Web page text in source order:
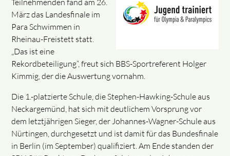
Teilnehmenden fand am 26.
März das Landesfinale im
Para Schwimmen in
Rheinau-Freistett statt.
„Das ist eine
Rekordbeteiligung“, freut sich BBS-Sportreferent Holger
Kimmig, der die Auswertung vornahm.
Die 1.-platzierte Schule, die Stephen-Hawking-Schule aus
Neckargemünd, hat sich mit deutlichem Vorsprung vor
dem letztjährigen Sieger, der Johannes-Wagner-Schule aus
Nürtingen, durchgesetzt und ist damit für das Bundesfinale
in Berlin (im September) qualifiziert. Am Ende standen der